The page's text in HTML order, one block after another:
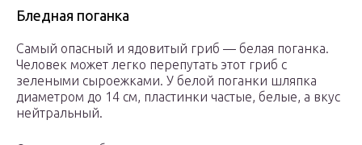
Бледная поганка
Самый опасный и ядовитый гриб — белая поганка.
Человек может легко перепутать этот гриб с
зелеными сыроежками. У белой поганки шляпка
диаметром до 14 см, пластинки частые, белые, а вкус
нейтральный.